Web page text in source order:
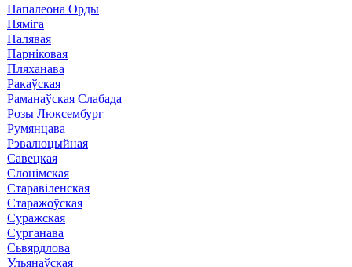
Напалеона Орды
Няміга
Палявая
Парніковая
Пляханава
Ракаўская
Раманаўская Слабада
Розы Люксембург
Румянцава
Рэвалюцыйная
Савецкая
Слонімская
Старавіленская
Старажоўская
Суражская
Сурганава
Сьвярдлова
Ульянаўская